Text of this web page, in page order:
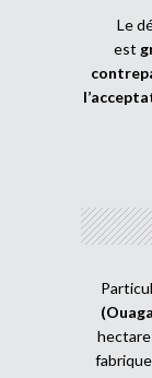
Le
est
hectare